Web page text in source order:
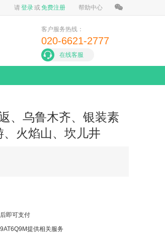
请登录或免费注册 帮助中心
客户服务热线：
020-6621-2777
在线客服
、乌鲁木齐、银装素
火焰山、坎儿井
即可支付
提供相关服务